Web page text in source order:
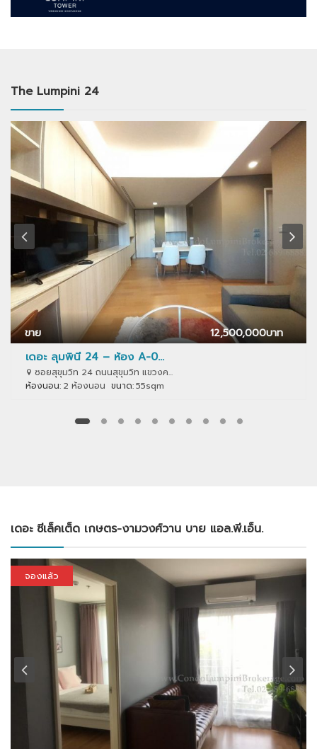
The Lumpini 24
ขาย 12,500,000บาท
เดอะ ลุมพินี 24 – ห้อง A-0...
ซอยสุขุมวิท 24 ถนนสุขุมวิท แขวงค...
ห้องนอน: 2 ห้องนอน ขนาด:55sqm
เดอะ ซีเล็คเต็ด เกษตร-งามวงศ์วาน บาย แอล.พี.เอ็น.
จองแล้ว